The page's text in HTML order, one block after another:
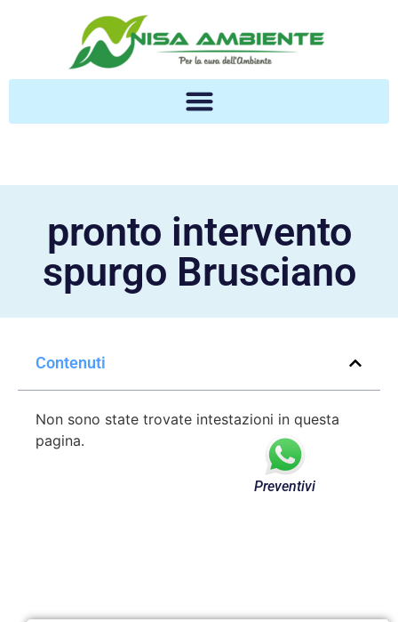
pronto intervento
spurgo Brusciano
Contenuti
Non sono state trovate intestazioni in questa
pagina.
Preventivi